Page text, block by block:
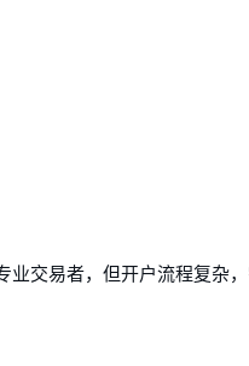
交易者，但开户流程复杂